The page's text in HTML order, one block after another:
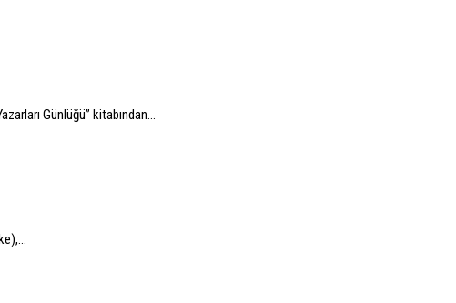
Günlüğü” kitabından...